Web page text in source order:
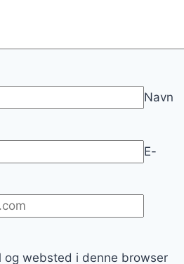
Navn
E-
og websted i denne browser